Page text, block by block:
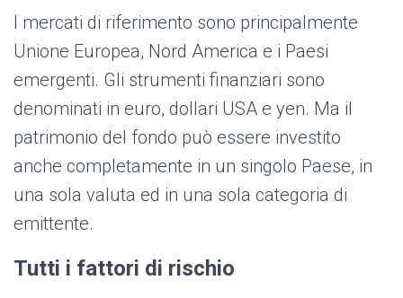
I mercati di riferimento sono principalmente
Unione Europea, Nord America e i Paesi
emergenti. Gli strumenti finanziari sono
denominati in euro, dollari USA e yen. Ma il
patrimonio del fondo può essere investito
anche completamente in un singolo Paese, in
una sola valuta ed in una sola categoria di
emittente.
Tutti i fattori di rischio